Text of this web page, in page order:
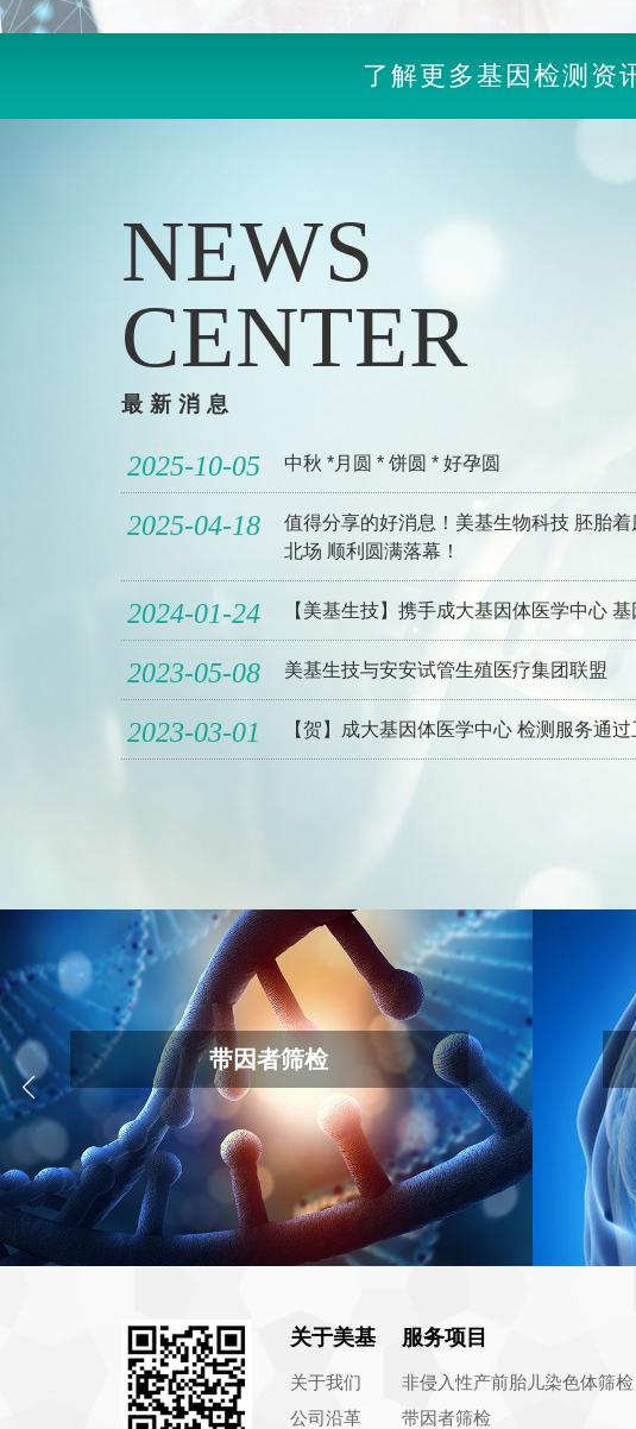
了解更多基因检测资
NEWS
CENTER
最新消息
2025-10-05 中秋 *月圆 * 饼圆 * 好孕圆
2025-04-18
值得分享的好消息！美基生物科技 胚胎
北场 顺利圆满落幕！
2024-01-24 【美基生技】携手成大基因体医学中心
2023-05-08 美基生技与安安试管生殖医疗集团联盟
2023-03-01 【贺】成大基因体医学中心 检测服务通
成大基因体医学中心，带您窥探基因检
验的奥妙
脊髓性肌肉萎缩症检测
VIEW MORE
关于美基
关于我们
公司沿革
服务项目
非侵入性产前胎儿染色体筛检
带因者筛检